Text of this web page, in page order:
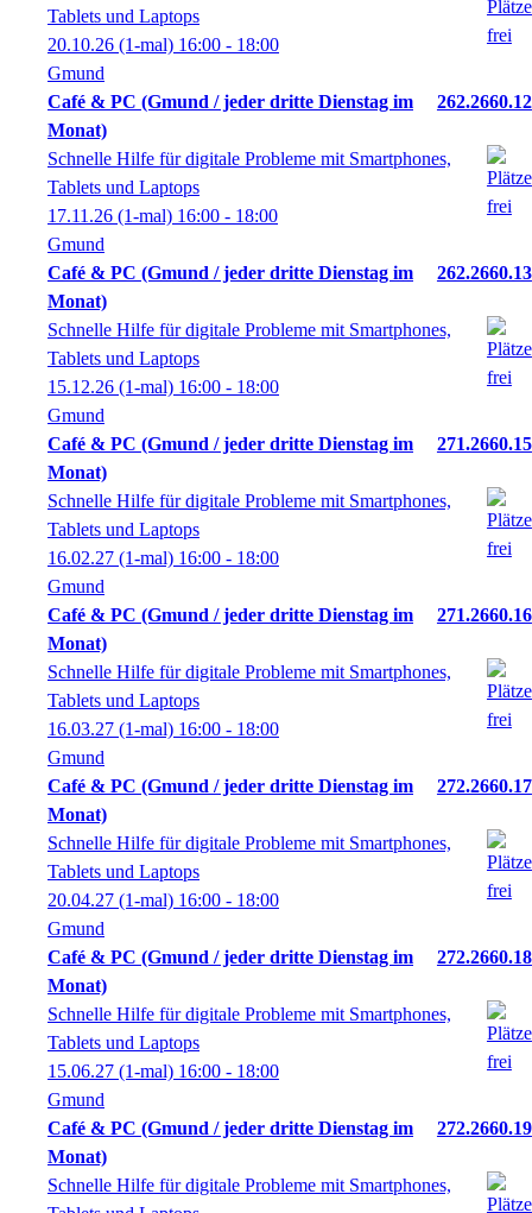
Tablets und Laptops
20.10.26 (1-mal) 16:00 - 18:00
Gmund
Café & PC (Gmund / jeder dritte Dienstag im
Monat)
262.2660.12
Schnelle Hilfe für digitale Probleme mit Smartphones,
Tablets und Laptops
17.11.26 (1-mal) 16:00 - 18:00
Gmund
Café & PC (Gmund / jeder dritte Dienstag im
Monat)
262.2660.13
Schnelle Hilfe für digitale Probleme mit Smartphones,
Tablets und Laptops
15.12.26 (1-mal) 16:00 - 18:00
Gmund
Café & PC (Gmund / jeder dritte Dienstag im
Monat)
271.2660.15
Schnelle Hilfe für digitale Probleme mit Smartphones,
Tablets und Laptops
16.02.27 (1-mal) 16:00 - 18:00
Gmund
Café & PC (Gmund / jeder dritte Dienstag im
Monat)
271.2660.16
Schnelle Hilfe für digitale Probleme mit Smartphones,
Tablets und Laptops
16.03.27 (1-mal) 16:00 - 18:00
Gmund
Café & PC (Gmund / jeder dritte Dienstag im
Monat)
272.2660.17
Schnelle Hilfe für digitale Probleme mit Smartphones,
Tablets und Laptops
20.04.27 (1-mal) 16:00 - 18:00
Gmund
Café & PC (Gmund / jeder dritte Dienstag im
Monat)
272.2660.18
Schnelle Hilfe für digitale Probleme mit Smartphones,
Tablets und Laptops
15.06.27 (1-mal) 16:00 - 18:00
Gmund
Café & PC (Gmund / jeder dritte Dienstag im
Monat)
272.2660.19
Schnelle Hilfe für digitale Probleme mit Smartphones,